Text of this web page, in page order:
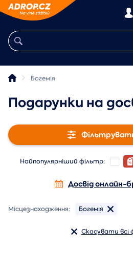
Богемія
Подарунки на
Найпопулярніший фільтр:
Досвід онлайн-
Місцезнаходження: Богемія
Скасувати всі